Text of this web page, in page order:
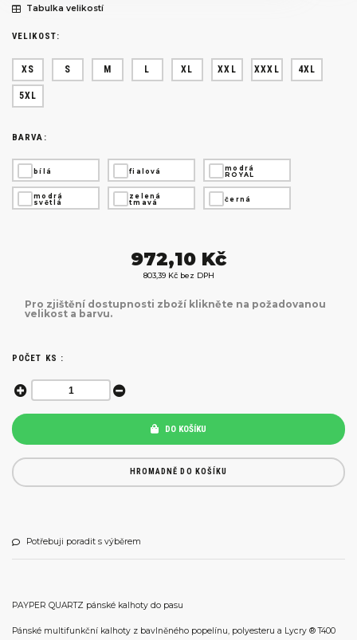
Tabulka velikostí
VELIKOST:
XS S M L XL XXL XXXL 4XL
5XL
BARVA:
bílá fialová
modrá
ROYAL
modrá
světlá
zelená
tmavá
černá
972,10 Kč
803,39 Kč bez DPH
Pro zjištění dostupnosti zboží klikněte na požadovanou
velikost a barvu.
POČET KS :
DO KOŠÍKU
HROMADNĚ DO KOŠÍKU
Potřebuji poradit s výběrem
PAYPER QUARTZ pánské kalhoty do pasu
Pánské multifunkční kalhoty z bavlněného popelínu, polyesteru a Lycry ® T400